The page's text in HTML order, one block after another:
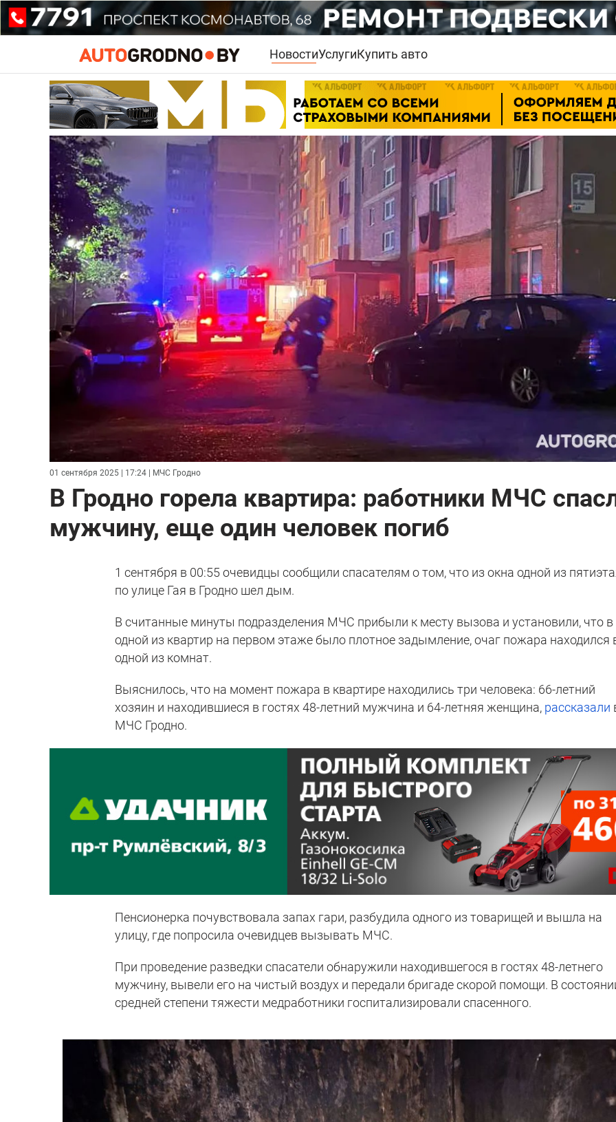
НовостиУслугиКупить авто
01 сентября 2025 | 17:24 | МЧС Гродно
В Гродно горела квартира: работники МЧС
мужчину, еще один человек погиб
1 сентября в 00:55 очевидцы сообщили спасателям о том, что из окна одной из
по улице Гая в Гродно шел дым.
В считанные минуты подразделения МЧС прибыли к месту вызова и установили, что в
одной из квартир на первом этаже было плотное задымление, очаг пожара находился
одной из комнат.
Выяснилось, что на момент пожара в квартире находились три человека: 66-летний
хозяин и находившиеся в гостях 48-летний мужчина и 64-летняя женщина, рассказали
МЧС Гродно.
Пенсионерка почувствовала запах гари, разбудила одного из товарищей и вышла на
улицу, где попросила очевидцев вызывать МЧС.
При проведение разведки спасатели обнаружили находившегося в гостях 48-летнего
мужчину, вывели его на чистый воздух и передали бригаде скорой помощи. В
средней степени тяжести медработники госпитализировали спасенного.